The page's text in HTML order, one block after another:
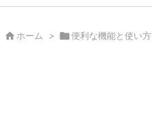
 ホーム > 便利な機能と使い方